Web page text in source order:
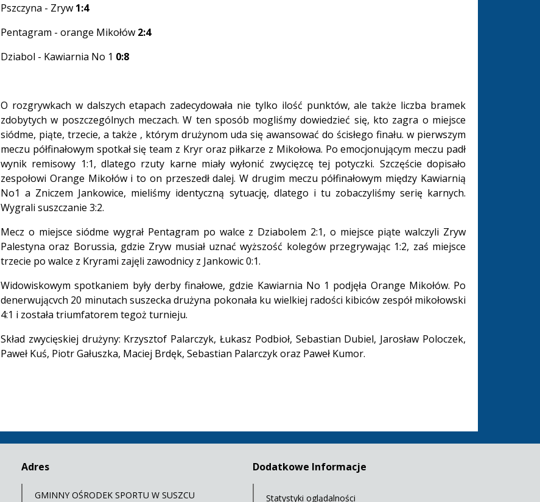
Pszczyna - Zryw 1:4
Pentagram - orange Mikołów 2:4
Dziabol - Kawiarnia No 1 0:8
O rozgrywkach w dalszych etapach zadecydowała nie tylko ilość punktów, ale także liczba bramek
zdobytych w poszczególnych meczach. W ten sposób mogliśmy dowiedzieć się, kto zagra o miejsce
siódme, piąte, trzecie, a także , którym drużynom uda się awansować do ścisłego finału. w pierwszym
meczu półfinałowym spotkał się team z Kryr oraz piłkarze z Mikołowa. Po emocjonującym meczu padł
wynik remisowy 1:1, dlatego rzuty karne miały wyłonić zwycięzcę tej potyczki. Szczęście dopisało
zespołowi Orange Mikołów i to on przeszedł dalej. W drugim meczu półfinałowym między Kawiarnią
No1 a Zniczem Jankowice, mieliśmy identyczną sytuację, dlatego i tu zobaczyliśmy serię karnych.
Wygrali suszczanie 3:2.
Mecz o miejsce siódme wygrał Pentagram po walce z Dziabolem 2:1, o miejsce piąte walczyli Zryw
Palestyna oraz Borussia, gdzie Zryw musiał uznać wyższość kolegów przegrywając 1:2, zaś miejsce
trzecie po walce z Kryrami zajęli zawodnicy z Jankowic 0:1.
Widowiskowym spotkaniem były derby finałowe, gdzie Kawiarnia No 1 podjęła Orange Mikołów. Po
denerwującvch 20 minutach suszecka drużyna pokonała ku wielkiej radości kibiców zespół mikołowski
4:1 i została triumfatorem tegoż turnieju.
Skład zwycięskiej drużyny: Krzysztof Palarczyk, Łukasz Podbioł, Sebastian Dubiel, Jarosław Poloczek,
Paweł Kuś, Piotr Gałuszka, Maciej Brdęk, Sebastian Palarczyk oraz Paweł Kumor.
Adres
GMINNY OŚRODEK SPORTU W SUSZCU
Dodatkowe Informacje
Statystyki oglądalności